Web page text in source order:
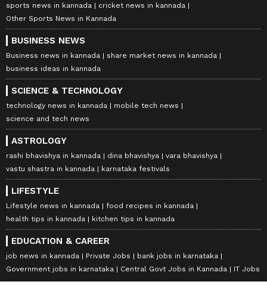
sports news in kannada
cricket news in kannada
Other Sports News in Kannada
BUSINESS NEWS
Business news in kannada
share market news in kannada
business ideas in kannada
SCIENCE & TECHNOLOGY
technology news in kannada
mobile tech news
science and tech news
ASTROLOGY
rashi bhavishya in kannada dina bhavishya
vara bhavishya
vastu shastra in kannada
karnataka festivals
LIFESTYLE
Lifestyle news in kannada
food recipes in kannada
health tips in kannada
kitchen tips in kannada
EDUCATION & CAREER
job news in kannada Private Jobs
bank jobs in karnataka
Government jobs in karnataka
Central Govt Jobs in Kannada IT Jobs